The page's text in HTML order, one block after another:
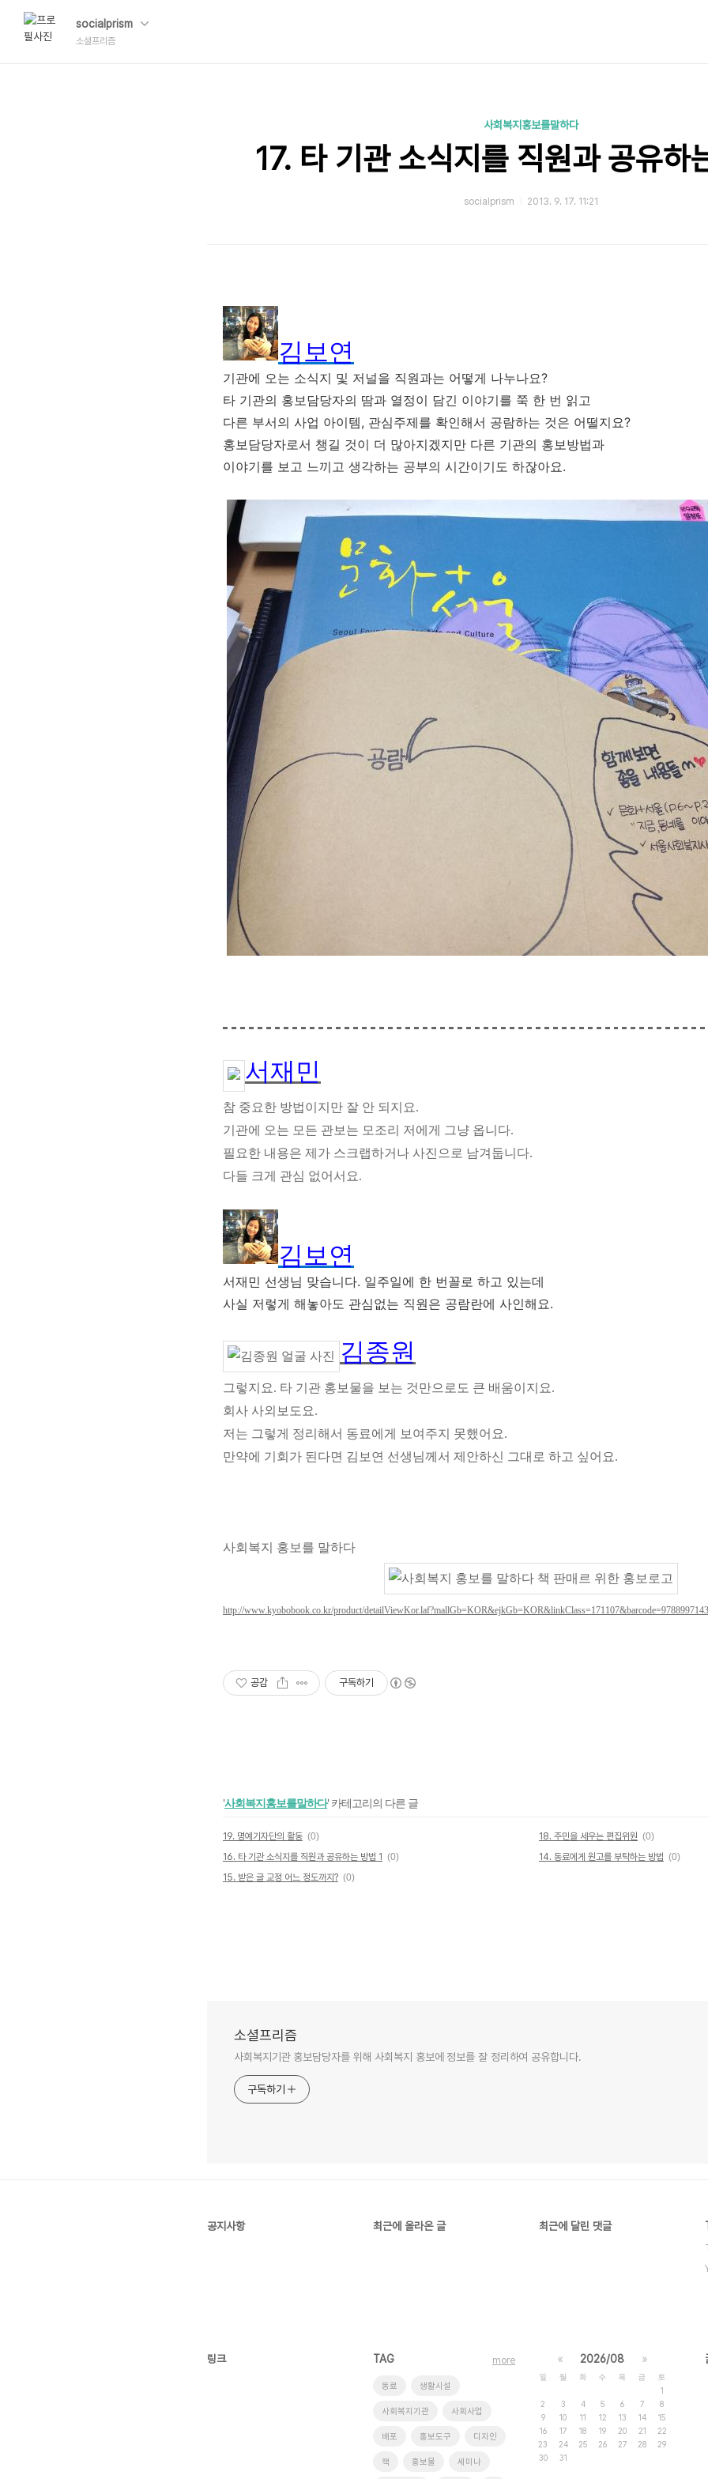
socialprism
소셜프리즘
사회복지홍보를말하다
17. 타 기관 소식지를 직원과 공유하
socialprism 2013. 9. 17. 11:21
김보연
기관에 오는 소식지 및 저널을 직원과는 어떻게 나누나요?
타 기관의 홍보담당자의 땀과 열정이 담긴 이야기를 쭉 한 번 읽고
다른 부서의 사업 아이템, 관심주제를 확인해서 공람하는 것은 어떨지요?
홍보담당자로서 챙길 것이 더 많아지겠지만 다른 기관의 홍보방법과
이야기를 보고 느끼고 생각하는 공부의 시간이기도 하잖아요.
서재민
참 중요한 방법이지만 잘 안 되지요.
기관에 오는 모든 관보는 모조리 저에게 그냥 옵니다.
필요한 내용은 제가 스크랩하거나 사진으로 남겨둡니다.
다들 크게 관심 없어서요.
김보연
서재민 선생님 맞습니다. 일주일에 한 번꼴로 하고 있는데
사실 저렇게 해놓아도 관심없는 직원은 공람란에 사인해요.
김종원
그렇지요. 타 기관 홍보물을 보는 것만으로도 큰 배움이지요.
회사 사외보도요.
저는 그렇게 정리해서 동료에게 보여주지 못했어요.
만약에 기회가 된다면 김보연 선생님께서 제안하신 그대로 하고 싶어요.
사회복지 홍보를 말하다
http://www.kyobobook.co.kr/product/
공감 구독하기
'사회복지홍보를말하다' 카테고리의 다른 글
19. 명예기자단의 활동 (0) 18. 주민을 세우는 편집위원 (0)
16. 타 기관 소식지를 직원과 공유하는 방법 1 (0) 14. 동료에게 원고를 부탁하는 방법 (0)
15. 받은 글 교정 어느 정도까지? (0)
소셜프리즘
사회복지기관 홍보담당자를 위해 사회복지 홍보에 정보를 잘 정리하여 공유합니다.
구독하기
공지사항 최근에 올라온 글 최근에 달린 댓글
링크 TAG
동료 생활시설
사회복지기관 사회사업
배포 홍보도구 디자인
책 홍보물 세미나
more « 2026/08 »
일 월 화 수 목 금
토
1
2
3 4 5 6 7
8
9
10 11 12 13 14
15
16
17 18 19 20 21
22
23
24 25 26 27 28
29
30
31